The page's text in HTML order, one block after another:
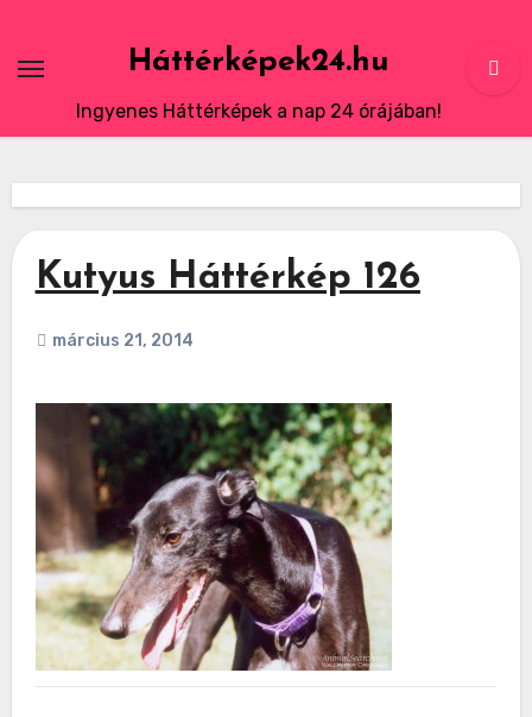
content
Háttérképek24.hu
Ingyenes Háttérképek a nap 24 órájában!
Kutyus Háttérkép 126
március 21, 2014